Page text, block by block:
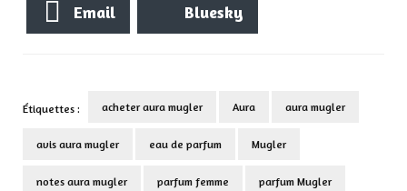
Email Bluesky
Étiquettes : acheter aura mugler Aura aura mugler
avis aura mugler eau de parfum Mugler
notes aura mugler parfum femme parfum Mugler